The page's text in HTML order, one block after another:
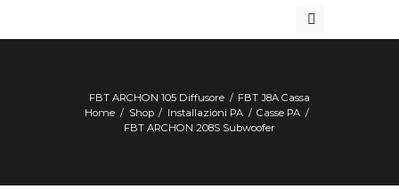
FBT ARCHON 105 Diffusore
FBT J8A Cassa
Home
Shop Installazioni PA
Casse PA
FBT ARCHON 208S Subwoofer